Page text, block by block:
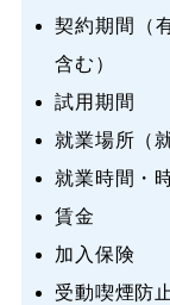
契約期間（
含む）
試用期間
就業場所（
就業時間・
賃金
加入保険
受動喫煙防